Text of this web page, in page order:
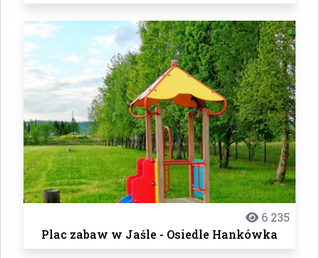
6 235
Plac zabaw w Jaśle - Osiedle Hankówka